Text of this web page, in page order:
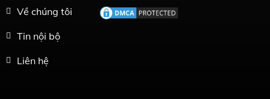
Về chúng tôi
Tin nội bộ
Liên hệ